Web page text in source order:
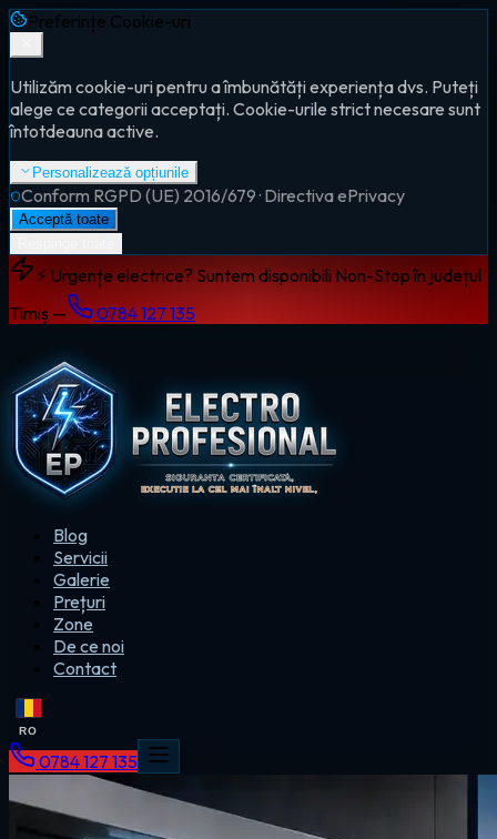
Preferințe Cookie-uri
Utilizăm cookie-uri pentru a îmbunătăți experiența dvs. Puteți
alege ce categorii acceptați. Cookie-urile strict necesare sunt
întotdeauna active.
Personalizează opțiunile
Conform RGPD (UE) 2016/679 · Directiva ePrivacy
Acceptă toate
⚡ Urgențe electrice? Suntem disponibili Non-Stop în județul
Timiș —
0784 127 135
Blog
Servicii
Galerie
Prețuri
Zone
De ce noi
Contact
RO
0784 127 135